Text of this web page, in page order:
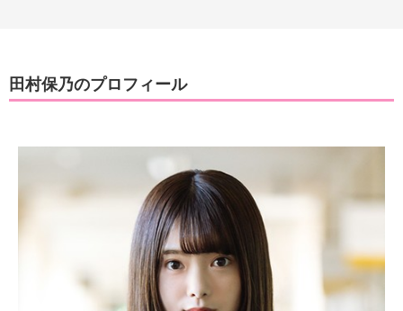
田村保乃のプロフィール